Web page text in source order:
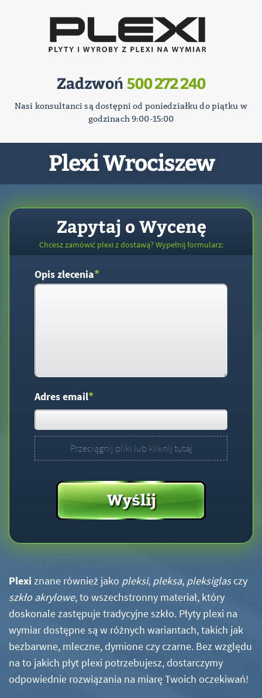
Zadzwoń 500 272 240
Nasi konsultanci są dostępni od poniedziałku do piątku w
godzinach 9:00-15:00
Plexi Wrociszew
Zapytaj o Wycenę
Chcesz zamówić plexi z dostawą? Wypełnij formularz:
Opis zlecenia*
Adres email*
Przeciągnij pliki lub kliknij tutaj
Plexi znane również jako pleksi, pleksa, pleksiglasczy
szkło akrylowe, to wszechstronny materiał, który
doskonale zastępuje tradycyjne szkło. Płyty plexi na
wymiar dostępne są w różnych wariantach, takich jak
bezbarwne, mleczne, dymione czy czarne. Bez względu
na to jakich płyt plexi potrzebujesz, dostarczymy
odpowiednie rozwiązania na miarę Twoich oczekiwań!